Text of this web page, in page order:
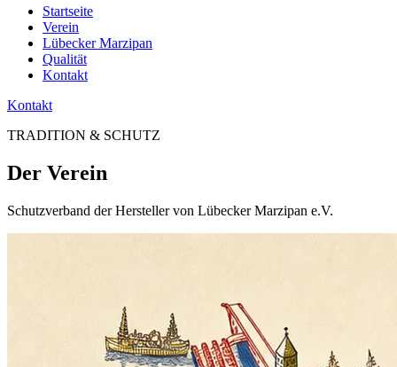
Startseite
Verein
Lübecker Marzipan
Qualität
Kontakt
Kontakt
TRADITION & SCHUTZ
Der Verein
Schutzverband der Hersteller von Lübecker Marzipan e.V.